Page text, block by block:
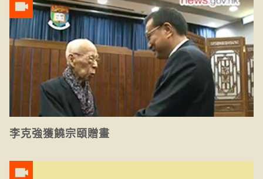
李克強獲饒宗頤贈畫